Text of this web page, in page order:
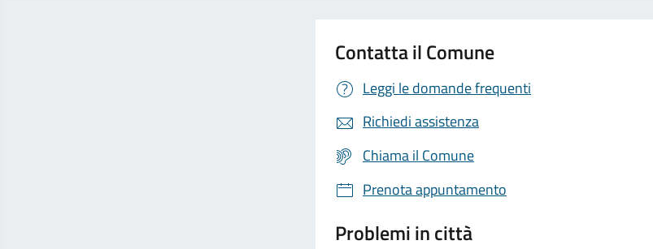
Contatta il Comune
Leggi le domande frequenti
Richiedi assistenza
Chiama il Comune
Prenota appuntamento
Problemi in città